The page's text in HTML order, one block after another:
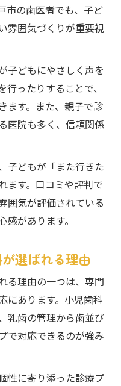
市の歯医者でも、子ど
雰囲気づくりが重要視
子どもにやさしく声を
ったりすることで、
ます。また、親子で診
医院も多く、信頼関係
子どもが「また行きた
ます。口コミや評判で
囲気が評価されている
があります。
選ばれる理由
る理由の一つは、専門
にあります。小児歯科
乳歯の管理から歯並び
で対応できるのが強み
性に寄り添った診療プ